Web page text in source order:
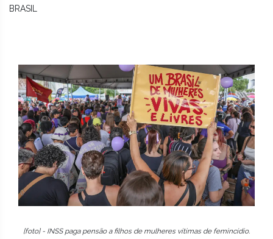
BRASIL
[foto] - INSS paga pensão a filhos de mulheres vítimas de femincídio.